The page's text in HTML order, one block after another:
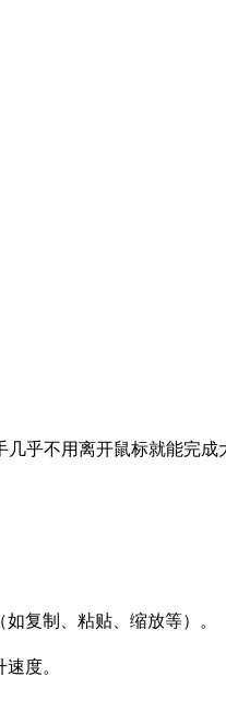
乎不用离开鼠标就能完成
复制、粘贴、缩放等）。
度。